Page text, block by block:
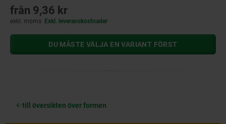
från 9,36 kr
exkl. moms Exkl. leveranskostnader
DU MÅSTE VÄLJA EN VARIANT FÖRST
till översikten över formen